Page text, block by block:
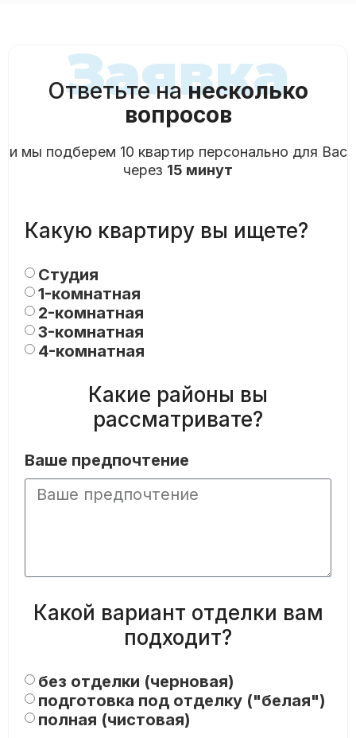
Заявка
Ответьте нанесколько
вопросов
и мы подберем 10 квартир персонально для Вас
через 15 минут
Какую квартиру вы ищете?
Студия
1-комнатная
2-комнатная
3-комнатная
4-комнатная
Какие районы вы
рассматривате?
Ваше предпочтение
Какой вариант отделки вам
подходит?
без отделки (черновая)
подготовка под отделку ("белая")
полная (чистовая)